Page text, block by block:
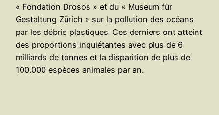
« Fondation Drosos » et du « Museum für
Gestaltung Zürich » sur la pollution des océans
par les débris plastiques. Ces derniers ont atteint
des proportions inquiétantes avec plus de 6
milliards de tonnes et la disparition de plus de
100.000 espèces animales par an.